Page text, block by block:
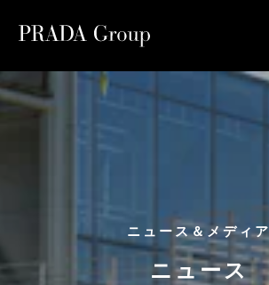
ニュース＆メディア
ニュース